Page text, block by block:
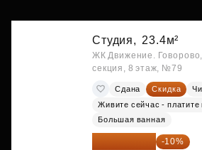
Студия, 23.4м²
ЖК Движение. Говорово,
секция, 8 этаж, №79
Сдана Скидка
Живите сейчас - платите
Большая ванная
-10%